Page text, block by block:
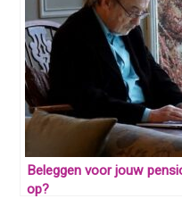
Beleggen voor jouw
op?